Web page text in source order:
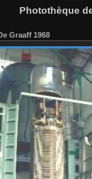
Photothèque
Graaff 1968